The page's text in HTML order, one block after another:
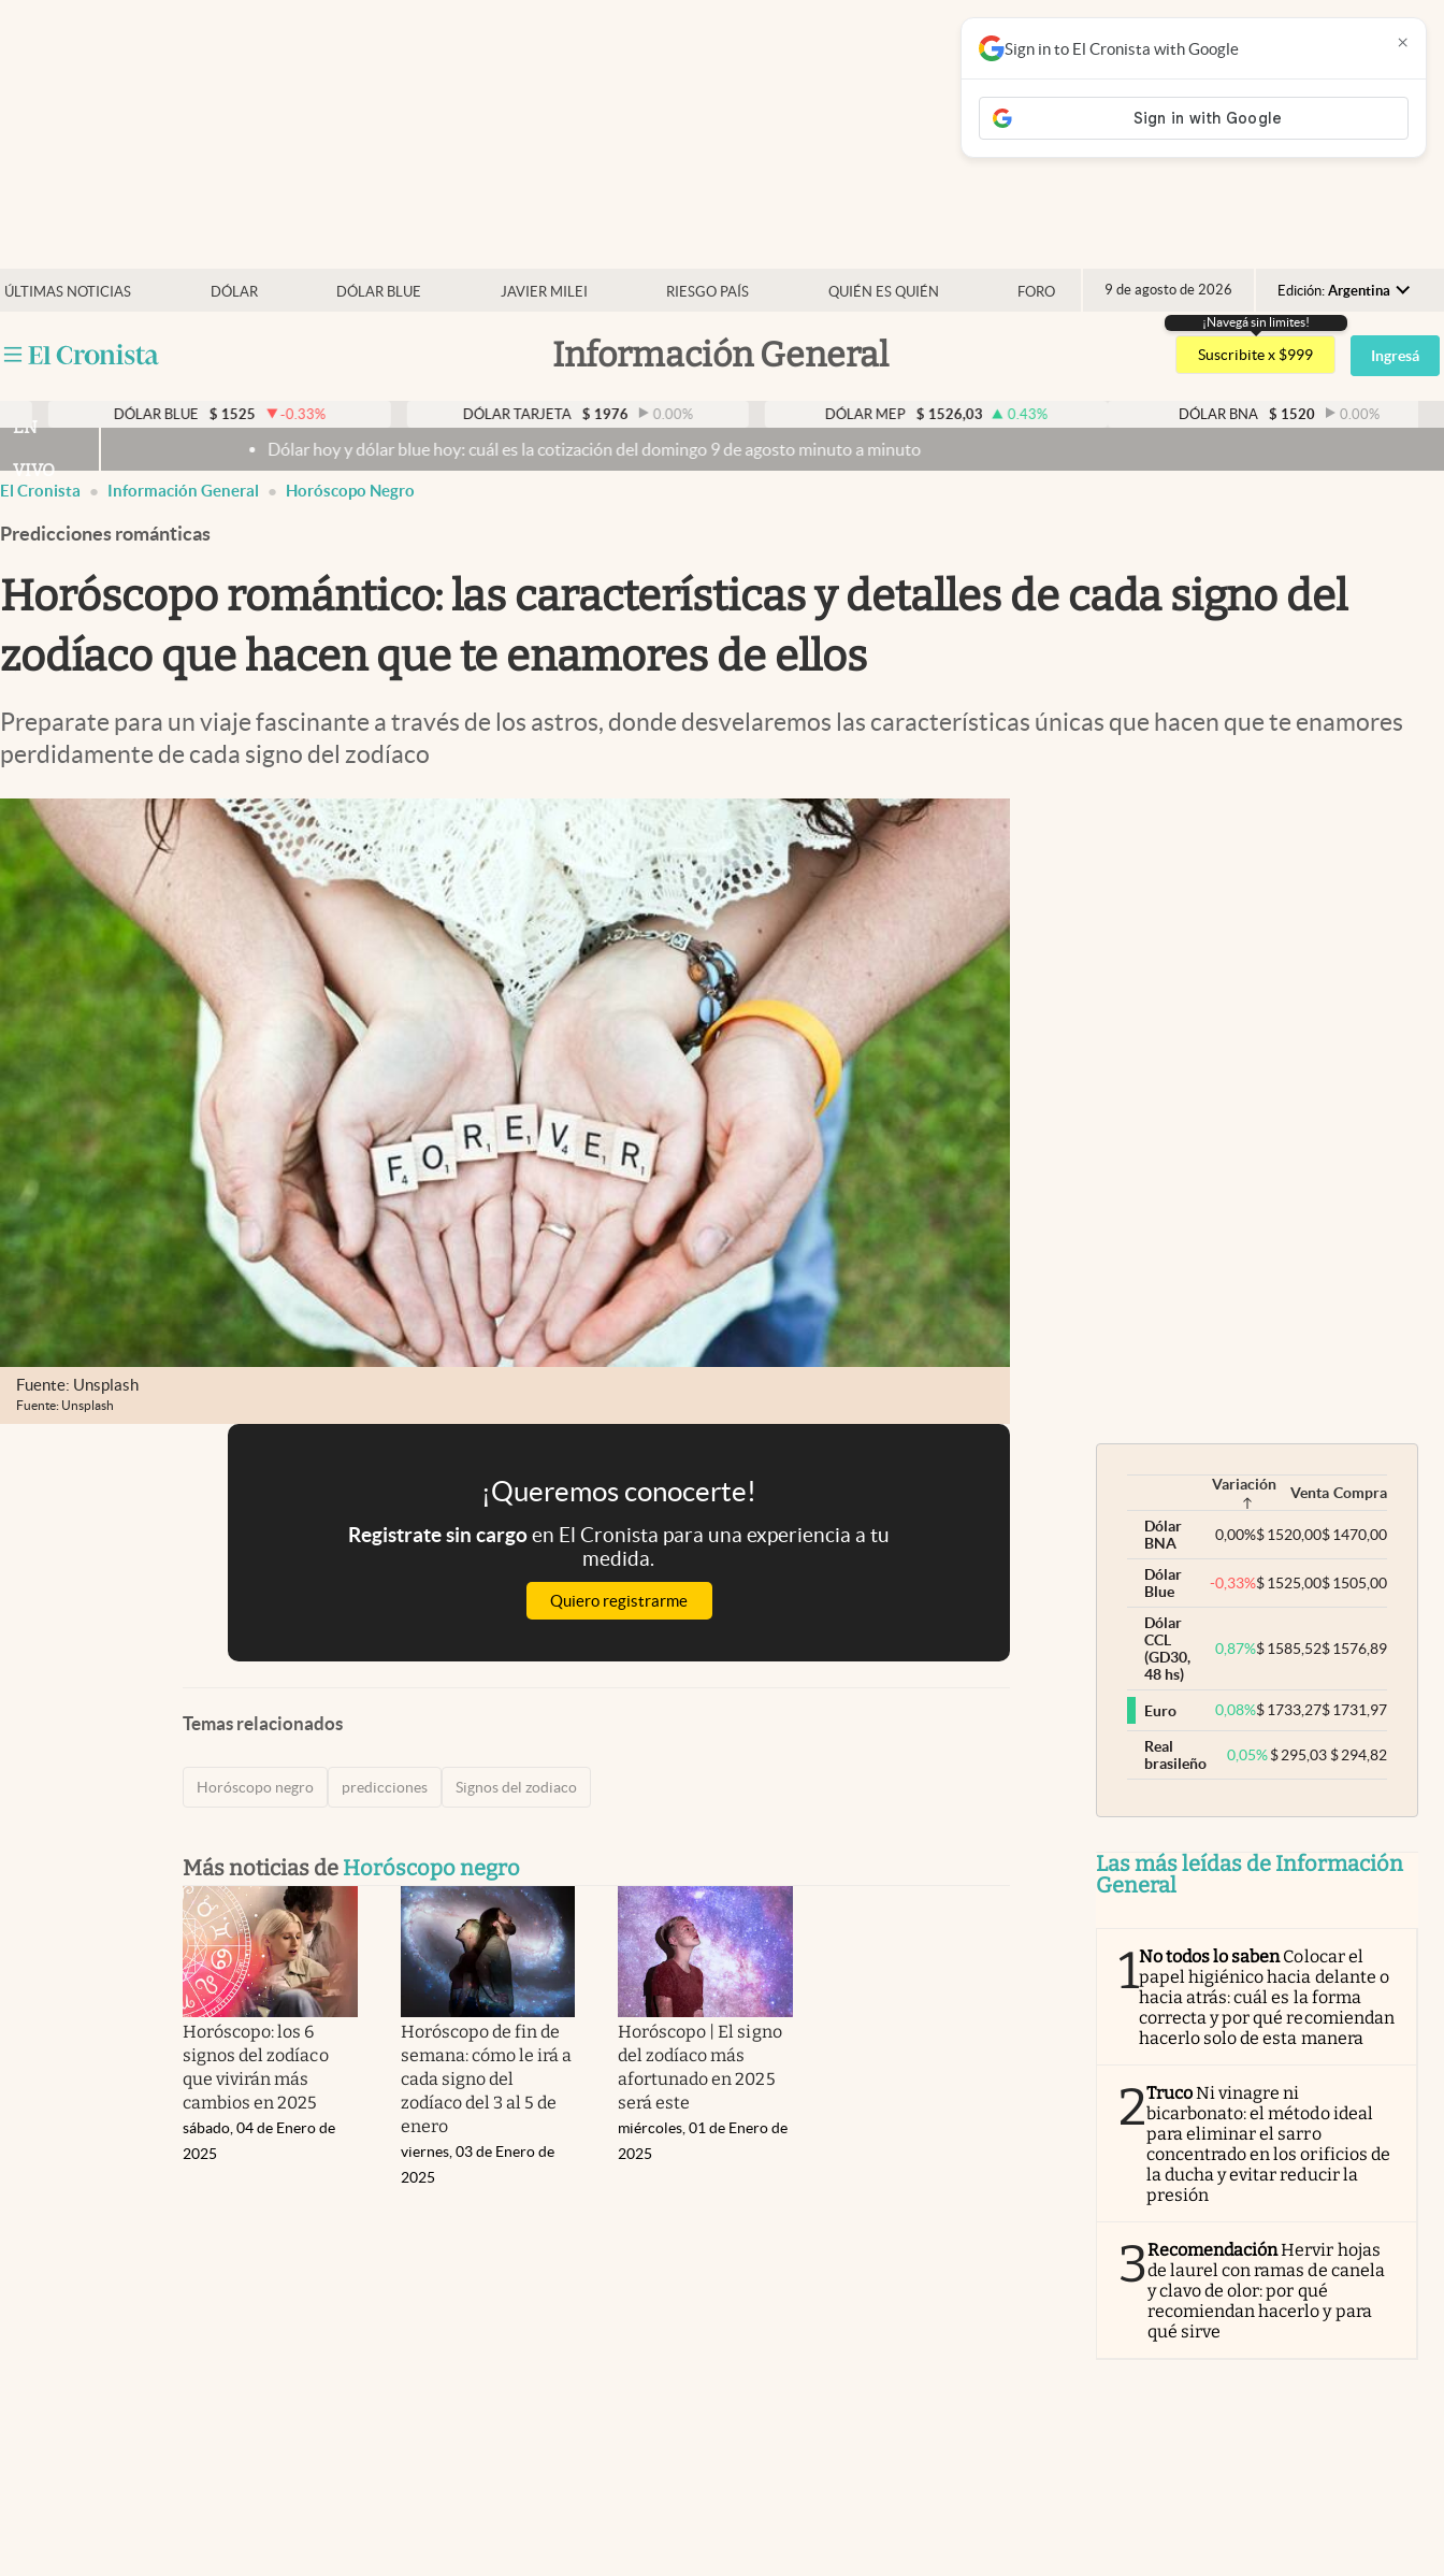
ÚLTIMAS NOTICIAS DÓLAR DÓLAR BLUE JAVIER MILEI RIESGO PAÍS QUIÉN ES QUIÉN FORO 9 de agosto de 2026 Edición: Argentina
Argentina
España
USA
Información General
Mercados Online
Otras secciones
Infotechnology
Clase
Clima
Mundial 2026
Eventos Corporativos
Mediakit
¡Navegá sin limites!
Suscribite x $999 Ingresá
DÓLAR BLUE $ 1525 -0.33% DÓLAR TARJETA $ 1976 0.00% DÓLAR MEP $ 1526,03 0.43% DÓLAR BNA $ 1520 0.00%
EN
VIVO
Dólar hoy y dólar blue hoy: cuál es la cotización del domingo 9 de agosto minuto a minuto
Sign in to El Cronista with Google ×
El Cronista Información General Horóscopo Negro
Predicciones románticas
Horóscopo romántico: las características y detalles de cada signo del
zodíaco que hacen que te enamores de ellos
Preparate para un viaje fascinante a través de los astros, donde desvelaremos las características únicas que hacen que te enamores
perdidamente de cada signo del zodíaco
Fuente: Unsplash
Fuente: Unsplash
¡Queremos conocerte!
Registrate sin cargoen El Cronista para una experiencia a tu
medida.
Quiero registrarme
Temas relacionados
Horóscopo negro predicciones Signos del zodiaco
Más noticias de Horóscopo negro
Horóscopo: los 6
signos del zodíaco
que vivirán más
cambios en 2025
sábado, 04 de Enero de
2025
Horóscopo de fin de
semana: cómo le irá a
cada signo del
zodíaco del 3 al 5 de
enero
viernes, 03 de Enero de
2025
Horóscopo | El signo
del zodíaco más
afortunado en 2025
será este
miércoles, 01 de Enero de
2025
Variación Venta Compra
Dólar
BNA
0,00%$1520,00$1470,00
Dólar
Blue
-0,33%$1525,00$1505,00
Dólar
CCL
(GD30,
48 hs)
0,87%$1585,52$1576,89
Euro 0,08%$1733,27$1731,97
Real
brasileño
0,05% $295,03 $294,82
Las más leídas de Información
General
1No todos lo sabenColocar el
papel higiénico hacia delante o
hacia atrás: cuál es la forma
correcta y por qué recomiendan
hacerlo solo de esta manera
2TrucoNi vinagre ni
bicarbonato: el método ideal
para eliminar el sarro
concentrado en los orificios de
la ducha y evitar reducir la
presión
3RecomendaciónHervir hojas
de laurel con ramas de canela
y clavo de olor: por qué
recomiendan hacerlo y para
qué sirve